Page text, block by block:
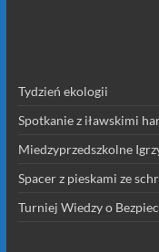
Tydzień ekologii
Spotkanie z iławskimi
Miedzyprzedszkolne
Spacer z pieskami ze
Turniej Wiedzy o